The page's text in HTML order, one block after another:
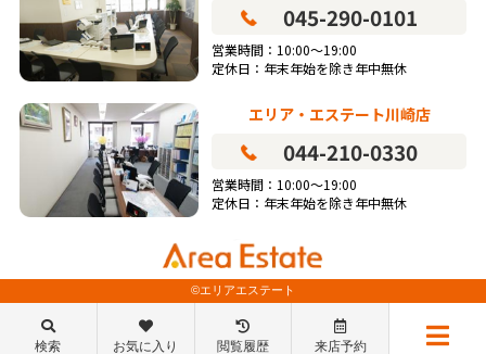
045-290-0101
営業時間：10:00～19:00
定休日：年末年始を除き年中無休
エリア・エステート川崎店
044-210-0330
営業時間：10:00～19:00
定休日：年末年始を除き年中無休
©エリアエステート
検索 お気に入り 閲覧履歴 来店予約